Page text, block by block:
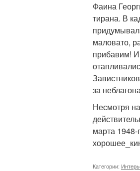
Фаина
тирана. В
маловато,
прибавим!
за
Несмотря
марта
Категории: